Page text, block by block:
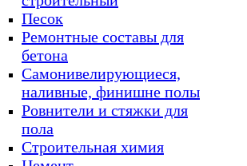
Песок
Ремонтные составы для
бетона
Самонивелирующиеся,
наливные, финишне полы
Ровнители и стяжки для
пола
Строительная химия